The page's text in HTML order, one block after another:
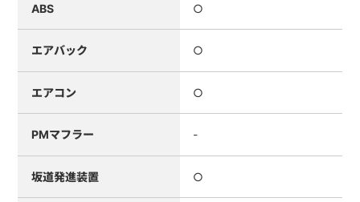
ABS ○
エアバック ○
エアコン ○
PMマフラー -
坂道発進装置 ○